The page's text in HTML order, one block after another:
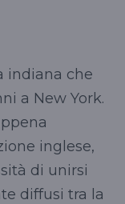
indiana che
a New York.
inglese,
di unirsi
diffusi tra la